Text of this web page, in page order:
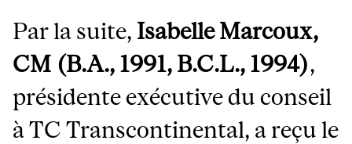
Par la suite, Isabelle Marcoux,
CM (B.A., 1991, B.C.L., 1994),
présidente exécutive du conseil
à TC Transcontinental, a reçu le